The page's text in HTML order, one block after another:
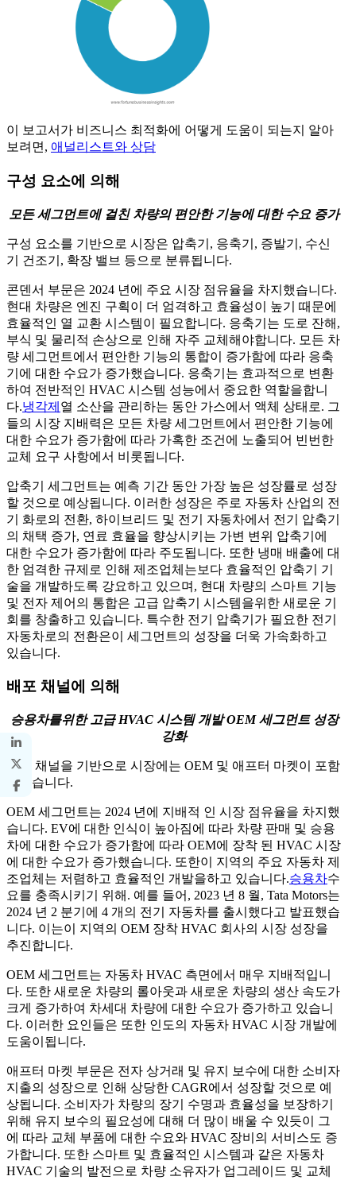
이 보고서가 비즈니스 최적화에 어떻게 도움이 되는지 알아
보려면, 애널리스트와 상담
구성 요소에 의해
모든 세그먼트에 걸친 차량의 편안한 기능에 대한 수요 증가
구성 요소를 기반으로 시장은 압축기, 응축기, 증발기, 수신
기 건조기, 확장 밸브 등으로 분류됩니다.
콘덴서 부문은 2024 년에 주요 시장 점유율을 차지했습니다.
현대 차량은 엔진 구획이 더 엄격하고 효율성이 높기 때문에
효율적인 열 교환 시스템이 필요합니다. 응축기는 도로 잔해,
부식 및 물리적 손상으로 인해 자주 교체해야합니다. 모든 차
량 세그먼트에서 편안한 기능의 통합이 증가함에 따라 응축
기에 대한 수요가 증가했습니다. 응축기는 효과적으로 변환
하여 전반적인 HVAC 시스템 성능에서 중요한 역할을합니
다.냉각제 열 소산을 관리하는 동안 가스에서 액체 상태로. 그
들의 시장 지배력은 모든 차량 세그먼트에서 편안한 기능에
대한 수요가 증가함에 따라 가혹한 조건에 노출되어 빈번한
교체 요구 사항에서 비롯됩니다.
압축기 세그먼트는 예측 기간 동안 가장 높은 성장률로 성장
할 것으로 예상됩니다. 이러한 성장은 주로 자동차 산업의 전
기 화로의 전환, 하이브리드 및 전기 자동차에서 전기 압축기
의 채택 증가, 연료 효율을 향상시키는 가변 변위 압축기에
대한 수요가 증가함에 따라 주도됩니다. 또한 냉매 배출에 대
한 엄격한 규제로 인해 제조업체는보다 효율적인 압축기 기
술을 개발하도록 강요하고 있으며, 현대 차량의 스마트 기능
및 전자 제어의 통합은 고급 압축기 시스템을위한 새로운 기
회를 창출하고 있습니다. 특수한 전기 압축기가 필요한 전기
자동차로의 전환은이 세그먼트의 성장을 더욱 가속화하고
있습니다.
배포 채널에 의해
승용차를위한 고급 HVAC 시스템 개발 OEM 세그먼트 성장
강화
유통 채널을 기반으로 시장에는 OEM 및 애프터 마켓이 포함
되었습니다.
OEM 세그먼트는 2024 년에 지배적 인 시장 점유율을 차지했
습니다. EV에 대한 인식이 높아짐에 따라 차량 판매 및 승용
차에 대한 수요가 증가함에 따라 OEM에 장착 된 HVAC 시장
에 대한 수요가 증가했습니다. 또한이 지역의 주요 자동차 제
조업체는 저렴하고 효율적인 개발을하고 있습니다.승용차수
요를 충족시키기 위해. 예를 들어, 2023 년 8 월, Tata Motors는
2024 년 2 분기에 4 개의 전기 자동차를 출시했다고 발표했습
니다. 이는이 지역의 OEM 장착 HVAC 회사의 시장 성장을
추진합니다.
OEM 세그먼트는 자동차 HVAC 측면에서 매우 지배적입니
다. 또한 새로운 차량의 롤아웃과 새로운 차량의 생산 속도가
크게 증가하여 차세대 차량에 대한 수요가 증가하고 있습니
다. 이러한 요인들은 또한 인도의 자동차 HVAC 시장 개발에
도움이됩니다.
애프터 마켓 부문은 전자 상거래 및 유지 보수에 대한 소비자
지출의 성장으로 인해 상당한 CAGR에서 성장할 것으로 예
상됩니다. 소비자가 차량의 장기 수명과 효율성을 보장하기
위해 유지 보수의 필요성에 대해 더 많이 배울 수 있듯이 그
에 따라 교체 부품에 대한 수요와 HVAC 장비의 서비스도 증
가합니다. 또한 스마트 및 효율적인 시스템과 같은 자동차
HVAC 기술의 발전으로 차량 소유자가 업그레이드 및 교체